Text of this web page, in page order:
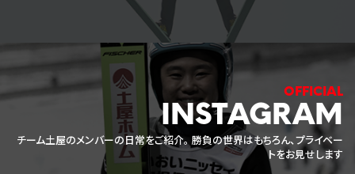
INSTAGRAM
チーム土屋のメンバーの日常をご紹介。 勝負の世界はもちろん、プライベー
トをお見せします